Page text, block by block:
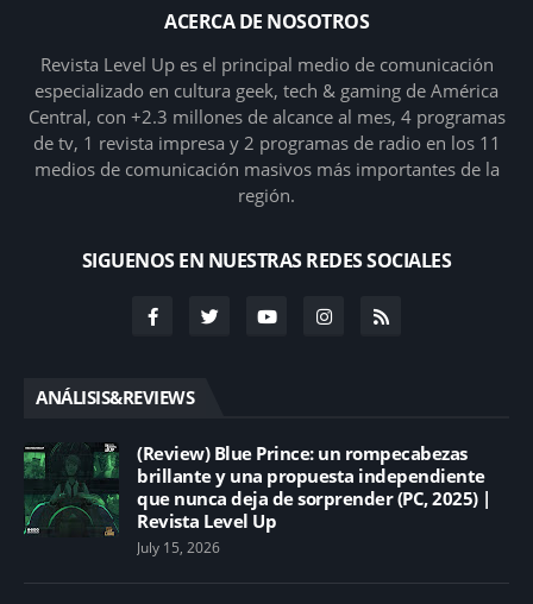
ACERCA DE NOSOTROS
Revista Level Up es el principal medio de comunicación
especializado en cultura geek, tech & gaming de América
Central, con +2.3 millones de alcance al mes, 4 programas
de tv, 1 revista impresa y 2 programas de radio en los 11
medios de comunicación masivos más importantes de la
región.
SIGUENOS EN NUESTRAS REDES SOCIALES
ANÁLISIS&REVIEWS
(Review) Blue Prince: un rompecabezas
brillante y una propuesta independiente
que nunca deja de sorprender (PC, 2025) |
Revista Level Up
July 15, 2026